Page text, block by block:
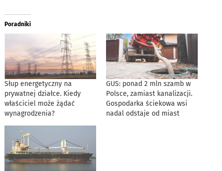
Poradniki
Słup energetyczny na
prywatnej działce. Kiedy
właściciel może żądać
wynagrodzenia?
GUS: ponad 2 mln szamb w
Polsce, zamiast kanalizacji.
Gospodarka ściekowa wsi
nadal odstaje od miast